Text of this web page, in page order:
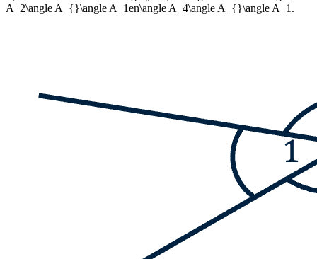
A_2\angle A_{}\angle A_1en\angle A_4\angle A_{}\angle A_1 .